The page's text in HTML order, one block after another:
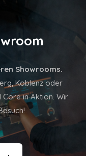
Showrooms.
Koblenz oder
in Aktion. Wir